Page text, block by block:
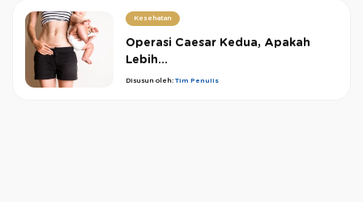
Kesehatan
Operasi Caesar Kedua, Apakah
Lebih...
Disusun oleh: Tim Penulis